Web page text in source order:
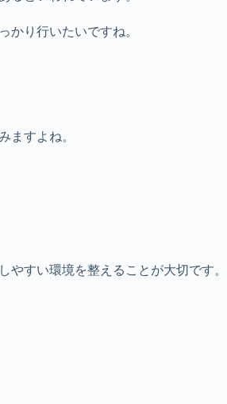
かり行いたいですね。
ますよね。
すい環境を整えることが大切です。